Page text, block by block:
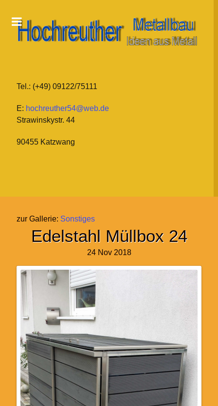
Tel.: (+49) 09122/75111
E: hochreuther54@web.de
Strawinskystr. 44
90455 Katzwang
zur Gallerie: Sonstiges
Edelstahl Müllbox 24
24 Nov 2018